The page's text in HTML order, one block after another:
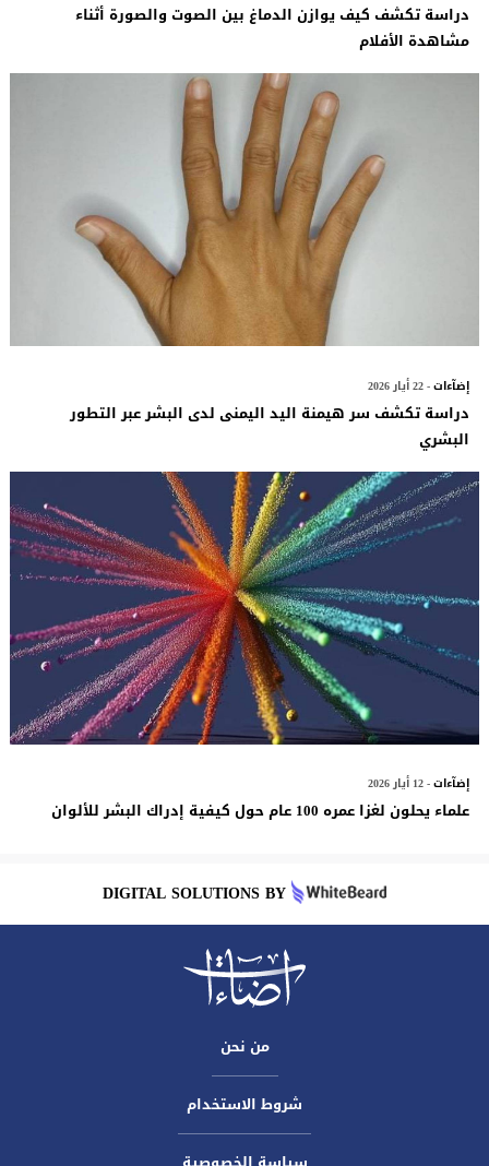
دراسة تكشف كيف يوازن الدماغ بين الصوت والصورة أثناء
مشاهدة الأفلام
إضآءات- 22 أيار 2026
دراسة تكشف سر هيمنة اليد اليمنى لدى البشر عبر التطور
البشري
إضآءات- 12 أيار 2026
علماء يحلون لغزا عمره 100 عام حول كيفية إدراك البشر للألوان
DIGITAL SOLUTIONS BY
من نحن
شروط الاستخدام